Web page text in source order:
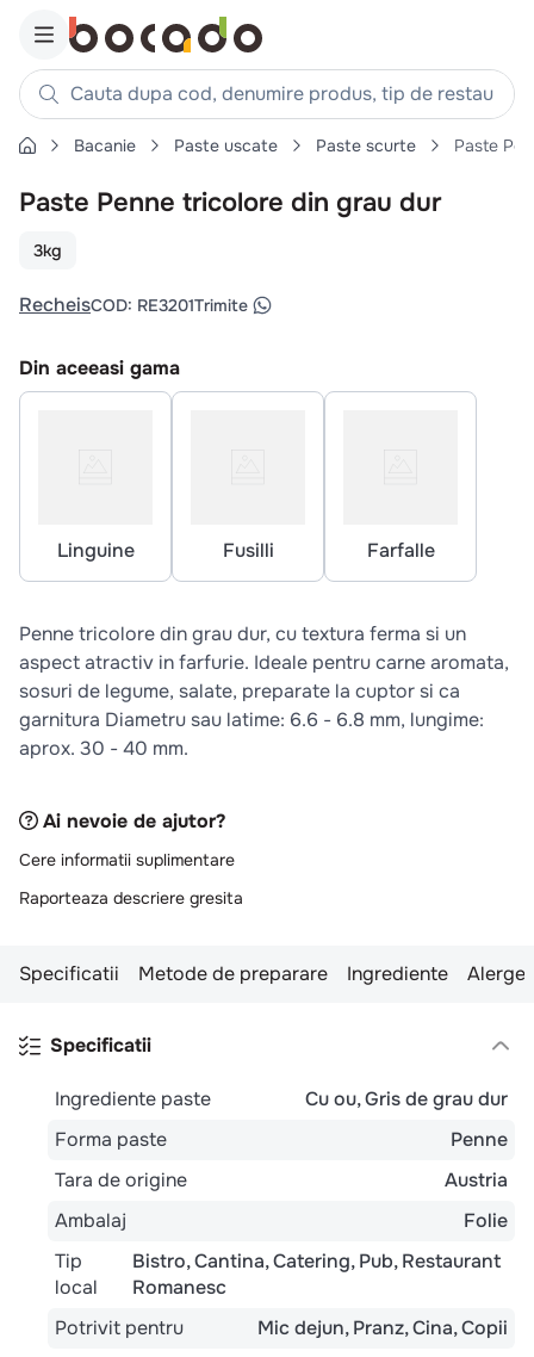
Cauta dupa cod, denumire produs, tip de restaurant,
Căutări populare
1. cartofi
.
4. chifle
5 .
6. coaste
pizza
Bacanie Paste uscate Paste scurte Paste
Paste Penne tricolore din grau dur
3kg
RecheisCOD: RE3201Trimite
Din aceeasi gama
Linguine Fusilli Farfalle
Penne tricolore din grau dur, cu textura ferma si un
aspect atractiv in farfurie. Ideale pentru carne aromata,
sosuri de legume, salate, preparate la cuptor si ca
garnitura Diametru sau latime: 6.6 - 6.8 mm, lungime:
aprox. 30 - 40 mm.
Ai nevoie de ajutor?
Cere informatii suplimentare
Raporteaza descriere gresita
Specificatii Metode de preparare Ingrediente
Specificatii
Ingrediente paste Cu ou Gris de grau dur
Forma paste
Penne
Tara de origine
Austria
Ambalaj
Folie
Tip
local
Bistro Cantina Catering Pub Restaurant
Romanesc
Potrivit pentru
Mic dejun Pranz Cina Copii